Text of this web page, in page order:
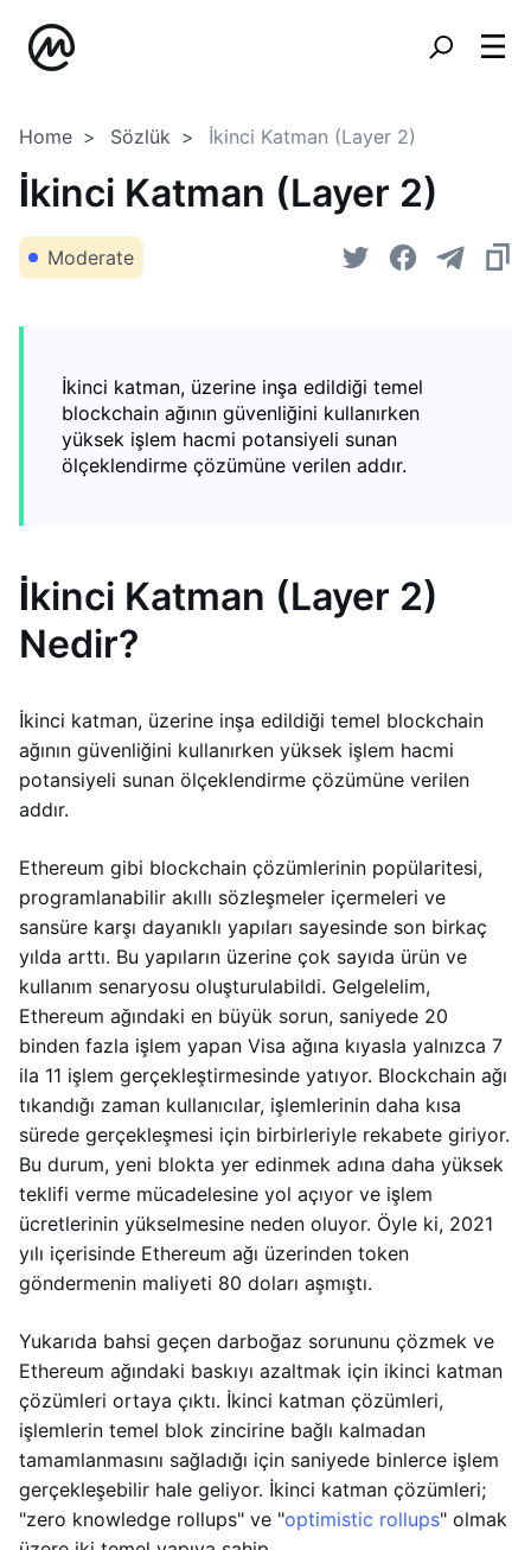
Home Sözlük İkinci Katman (Layer 2)
İkinci Katman (Layer 2)
Moderate
İkinci katman, üzerine inşa edildiği temel
blockchain ağının güvenliğini kullanırken
yüksek işlem hacmi potansiyeli sunan
ölçeklendirme çözümüne verilen addır.
İkinci Katman (Layer 2)
Nedir?
İkinci katman, üzerine inşa edildiği temel blockchain
ağının güvenliğini kullanırken yüksek işlem hacmi
potansiyeli sunan ölçeklendirme çözümüne verilen
addır.
Ethereum gibi blockchain çözümlerinin popülaritesi,
programlanabilir akıllı sözleşmeler içermeleri ve
sansüre karşı dayanıklı yapıları sayesinde son birkaç
yılda arttı. Bu yapıların üzerine çok sayıda ürün ve
kullanım senaryosu oluşturulabildi. Gelgelelim,
Ethereum ağındaki en büyük sorun, saniyede 20
binden fazla işlem yapan Visa ağına kıyasla yalnızca 7
ila 11 işlem gerçekleştirmesinde yatıyor. Blockchain ağı
tıkandığı zaman kullanıcılar, işlemlerinin daha kısa
sürede gerçekleşmesi için birbirleriyle rekabete giriyor.
Bu durum, yeni blokta yer edinmek adına daha yüksek
teklifi verme mücadelesine yol açıyor ve işlem
ücretlerinin yükselmesine neden oluyor. Öyle ki, 2021
yılı içerisinde Ethereum ağı üzerinden token
göndermenin maliyeti 80 doları aşmıştı.
Yukarıda bahsi geçen darboğaz sorununu çözmek ve
Ethereum ağındaki baskıyı azaltmak için ikinci katman
çözümleri ortaya çıktı. İkinci katman çözümleri,
işlemlerin temel blok zincirine bağlı kalmadan
tamamlanmasını sağladığı için saniyede binlerce işlem
gerçekleşebilir hale geliyor. İkinci katman çözümleri;
"zero knowledge rollups" ve "optimistic rollups" olmak